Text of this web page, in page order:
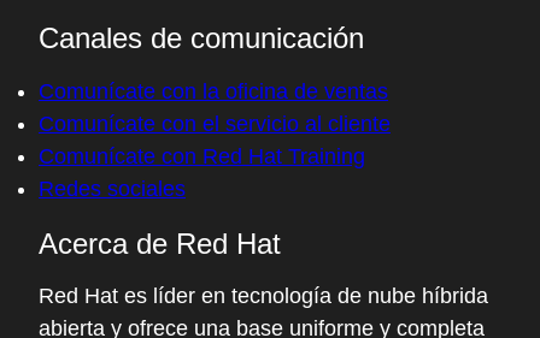
Canales de comunicación
Comunícate con la oficina de ventas
Comunícate con el servicio al cliente
Comunícate con Red Hat Training
Redes sociales
Acerca de Red Hat
Red Hat es líder en tecnología de nube híbrida
abierta y ofrece una base uniforme y completa